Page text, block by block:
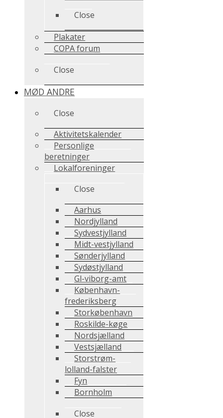
Close
Plakater
COPA forum
Close
MØD ANDRE
Close
Aktivitetskalender
Personlige
beretninger
Lokalforeninger
Close
Aarhus
Nordjylland
Sydvestjylland
Midt-vestjylland
Sønderjylland
Sydøstjylland
Gl-viborg-amt
København-
frederiksberg
Storkøbenhavn
Roskilde-køge
Nordsjælland
Vestsjælland
Storstrøm-
lolland-falster
Fyn
Bornholm
Close